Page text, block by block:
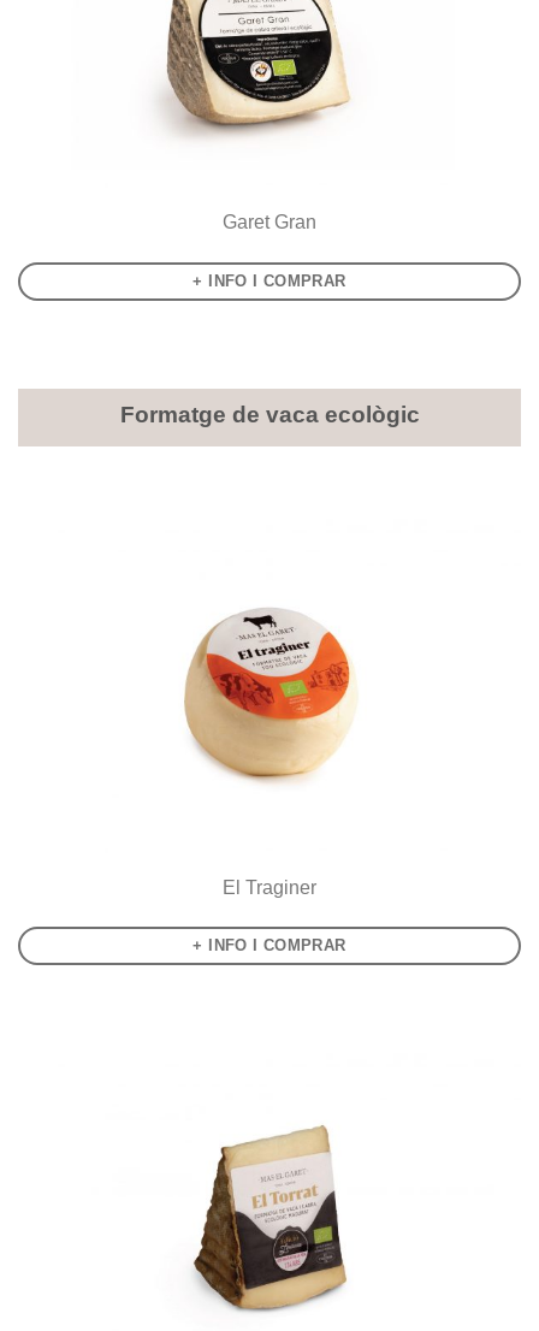
Garet Gran
+ INFO I COMPRAR
Formatge de vaca ecològic
El Traginer
+ INFO I COMPRAR